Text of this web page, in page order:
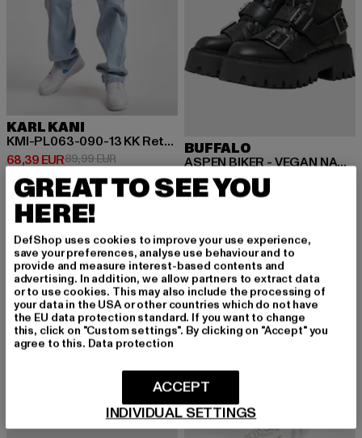
KARL KANI
KMI-PL063-090-13 KK Retro Baggy Workwear Denim
68,39 EUR
Derzeitiger Preis: 68,39 EUR
89,99 EURAktionspreis: 89,99 EUR
BUFFALO
ASPEN BIKER - VEGAN NAPPA
90,19 EUR
Derzeitiger Preis: 90,19 EUR
109,99 EUR
-34% NEU -38%
GREAT TO SEE YOU
HERE!
DefShop uses cookies to improve your use experience,
save your preferences, analyse use behaviour and to
provide and measure interest-based contents and
advertising. In addition, we allow partners to extract data
or to use cookies. This may also include the processing of
your data in the USA or other countries which do not have
the EU data protection standard. If you want to change
this, click on "Custom settings". By clicking on "Accept" you
agree to this. Data protection
INDIVIDUAL SETTINGS
ACCEPT